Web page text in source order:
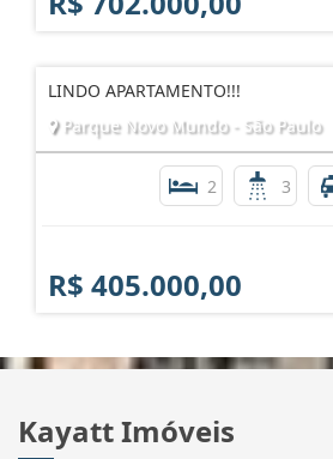
LINDO APARTAMENTO!!!
Parque Novo Mundo - São Paulo
2 3
R$ 405.000,00
Kayatt Imóveis